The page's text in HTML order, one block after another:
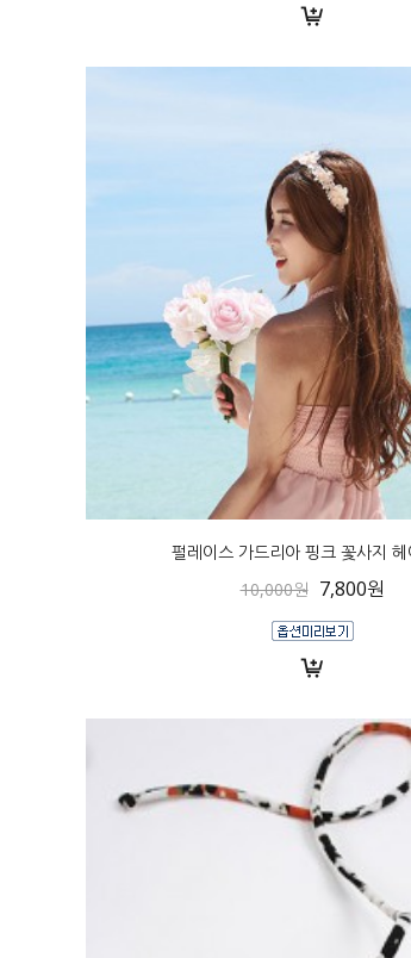
펄레이스 가드리아 핑크 꽃사지
10,000원 7,800원